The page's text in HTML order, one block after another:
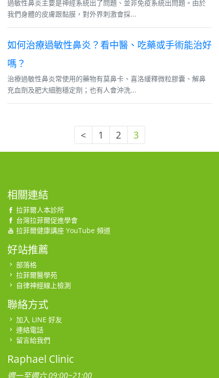
過敏性鼻炎主要是神經系統出了問題、並非免疫系統出問題。由於
我們身體的皮膚跟黏膜，對外界刺激會採...
如何治療過敏性鼻炎？看中醫、吃藥或手術能治好
嗎？
治療過敏性鼻炎常使用的藥物有莫鼻卡、喜洛緩釋微粒膠囊、解鼻
充血劑及肥大細胞穩定劑；也有人會沖洗...
< 1 2 3
相關連結
拉菲爾人本診所
台灣拉菲爾促進學會
拉菲爾健康講座 YouTube 頻道
好站推薦
部落格
拉菲爾醫學苑
自律神經線上檢測
聯絡方式
加入 LINE 好友
連絡電話
留言給我們
Raphael Clinic
週一至週六 09:00~21:00